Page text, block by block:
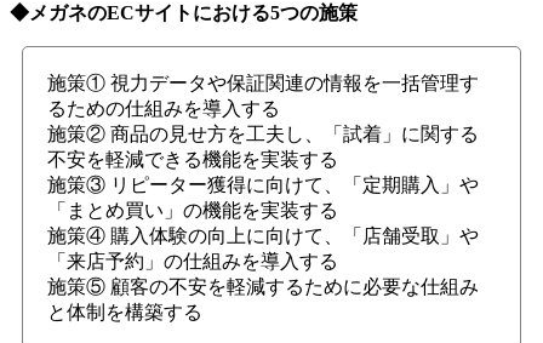
◆メガネのECサイトにおける5つの施策
施策① 視力データや保証関連の情報を一括管理す
るための仕組みを導入する
施策② 商品の見せ方を工夫し、「試着」に関する
不安を軽減できる機能を実装する
施策③ リピーター獲得に向けて、「定期購入」や
「まとめ買い」の機能を実装する
施策④ 購入体験の向上に向けて、「店舗受取」や
「来店予約」の仕組みを導入する
施策⑤ 顧客の不安を軽減するために必要な仕組み
と体制を構築する